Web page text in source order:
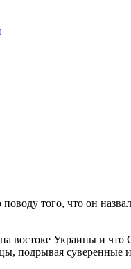
того, что он
востоке Украины и
подрывая суверенные